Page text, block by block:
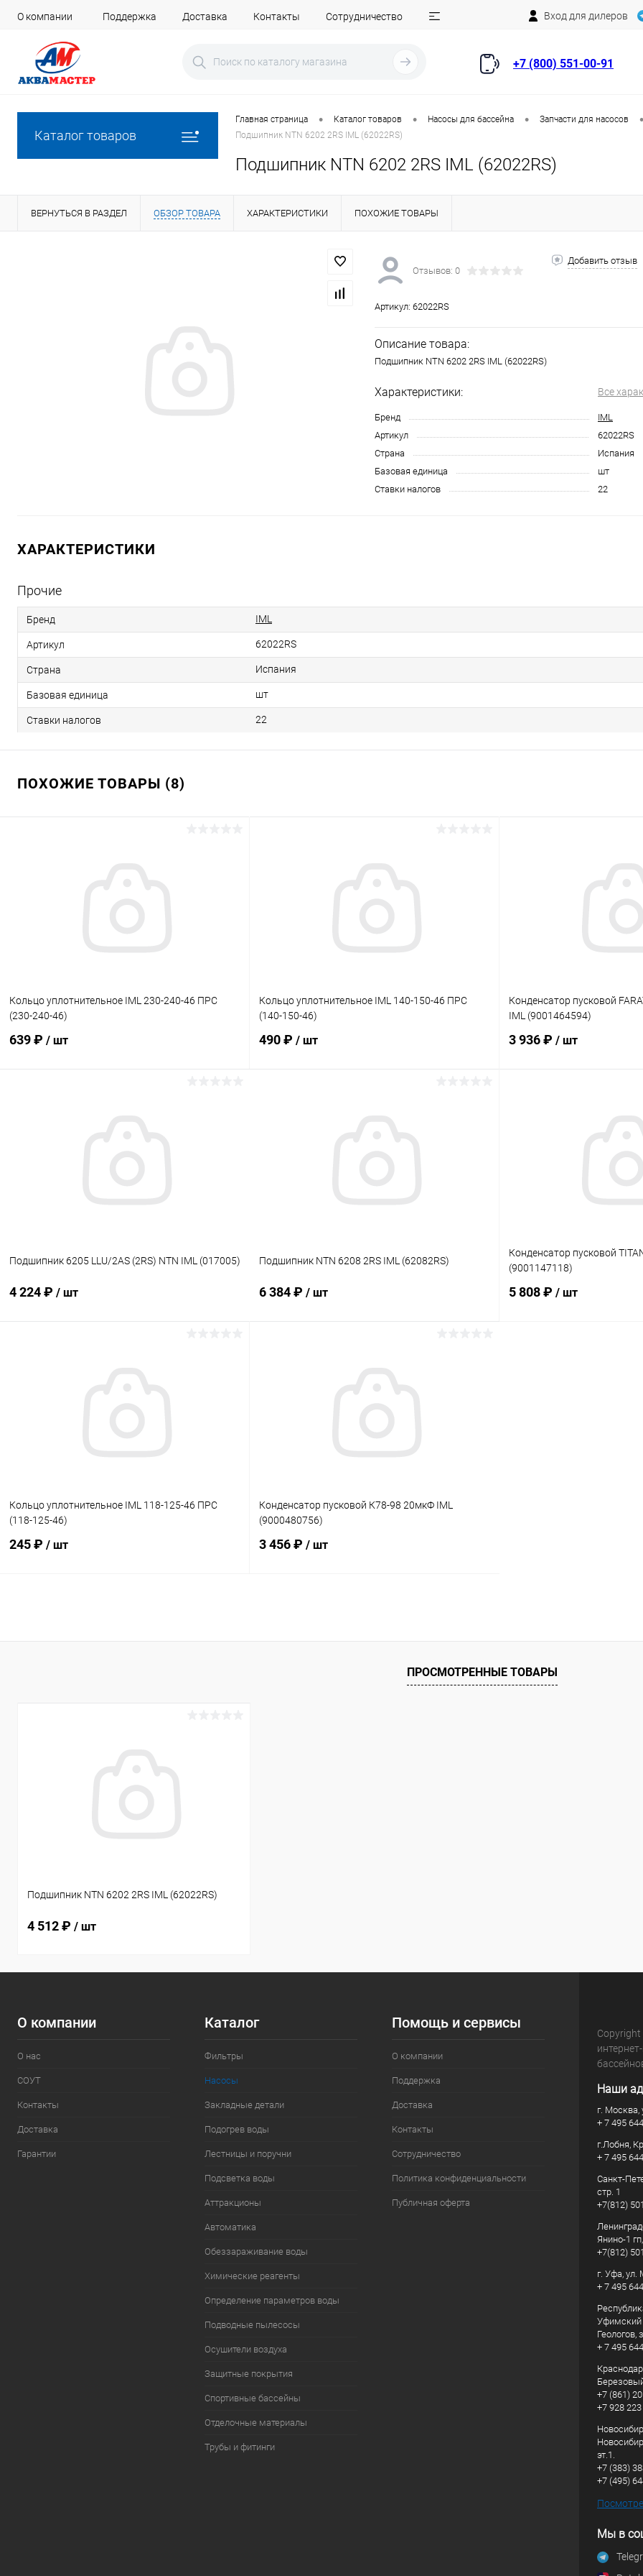
О компании Поддержка Доставка Контакты Сотрудничество Вход для дилеров
+7 (800) 551-00-91
Каталог товаров
Главная страница • Каталог товаров • Насосы для бассейна • Запчасти для насосов •
Подшипник NTN 6202 2RS IML (62022RS)
Подшипник NTN 6202 2RS IML (62022RS)
ВЕРНУТЬСЯ В РАЗДЕЛ ОБЗОР ТОВАРА ХАРАКТЕРИСТИКИ ПОХОЖИЕ ТОВАРЫ
Отзывов: 0
Добавить отзыв
Артикул: 62022RS
Описание товара:
Подшипник NTN 6202 2RS IML (62022RS)
Характеристики: Все
Бренд
IML
Артикул
62022RS
Страна
Испания
Базовая единица
шт
Ставки налогов
22
ХАРАКТЕРИСТИКИ
Прочие
Бренд IML
Артикул 62022RS
Страна Испания
Базовая единица шт
Ставки налогов 22
ПОХОЖИЕ ТОВАРЫ (8)
Кольцо уплотнительное IML 230-240-46 ПРС
(230-240-46)
639 ₽ / шт
Кольцо уплотнительное IML 140-150-46 ПРС
(140-150-46)
490 ₽ / шт
Конденсатор пусковой
IML (9001464594)
3 936 ₽ / шт
Подшипник 6205 LLU/2AS (2RS) NTN IML (017005)
4 224 ₽ / шт
Подшипник NTN 6208 2RS IML (62082RS)
6 384 ₽ / шт
Конденсатор пусковой
(9001147118)
5 808 ₽ / шт
Кольцо уплотнительное IML 118-125-46 ПРС
(118-125-46)
245 ₽ / шт
В избранное
Конденсатор пусковой К78-98 20мкФ IML
(9000480756)
3 456 ₽ / шт
В избранное
Под заказ
ПРОСМОТРЕННЫЕ ТОВАРЫ
Подшипник NTN 6202 2RS IML (62022RS)
4 512 ₽ / шт
О компании
О нас
СОУТ
Контакты
Доставка
Гарантии
Каталог
Фильтры
Насосы
Закладные детали
Подогрев воды
Лестницы и поручни
Подсветка воды
Аттракционы
Автоматика
Обеззараживание воды
Химические реагенты
Определение параметров воды
Подводные пылесосы
Осушители воздуха
Защитные покрытия
Спортивные бассейны
Отделочные материалы
Трубы и фитинги
Помощь и сервисы
О компании
Поддержка
Доставка
Контакты
Сотрудничество
Политика конфиденциальности
Публичная оферта
Наши
г. Москва,
+ 7 495
г.Лобня,
+ 7 495
Санкт-
стр. 1
+7(812)
Янино-1
+7(812)
г. Уфа, ул.
+ 7 495
Уфимский
Геологов,
+ 7 495
+7 (861)
+7 928
эт.1.
+7 (383)
+7 (495)
Мы в